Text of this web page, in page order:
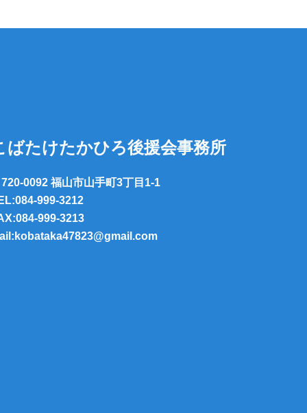
ばたけたかひろ後援会事務所
720-0092 福山市山手町3丁目1-1
999-3212
999-3213